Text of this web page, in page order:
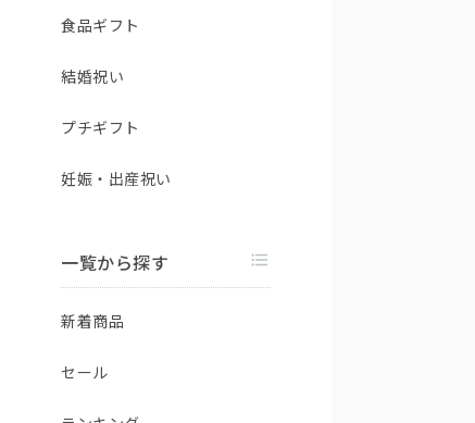
食品ギフト
結婚祝い
プチギフト
妊娠・出産祝い
一覧から探す
新着商品
セール